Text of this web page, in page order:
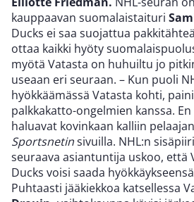
kauppaavan suomalaistaituri
Ducks ei saa suojattua
ottaa kaikki hyöty
myötä Vatasta on huhuiltu jo
useaan eri seuraan. – Kun puoli
hyökkäämässä Vatasta kohti,
palkkakatto-ongelmien kanssa.
haluavat kovinkaan kalliin
Sportsnetinsivuilla. NHL:n
seuraava asiantuntija uskoo, että
Ducks voisi saada
Puhtaasti jääkiekkoa katsellessa